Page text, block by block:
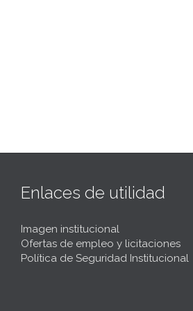
Enlaces de utilidad
Imagen institucional
Ofertas de empleo y licitaciones
Política de Seguridad Institucional